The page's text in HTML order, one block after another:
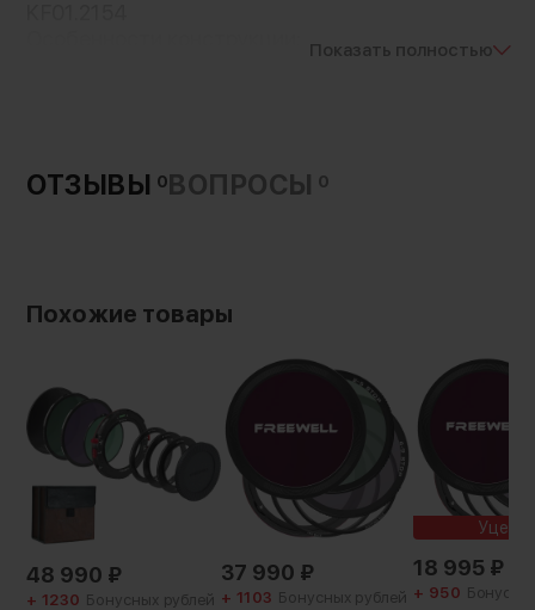
Вес с упаковкой:
154 г
Показать полностью
ОТЗЫВЫ 0ВОПРОСЫ 0
Похожие товары
48 990 ₽
+ 1230 Бонусных рублей
37 990 ₽
+ 1103 Бонусных рублей
Уценка
18 995 ₽
+ 950